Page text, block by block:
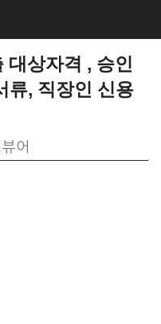
대상자격 , 승인
류, 직장인 신용
어